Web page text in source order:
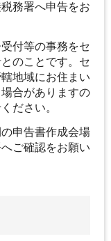
務署へ申告をお
付等の事務をセ
のことです。セ
地域にお住まい
合がありますの
ださい。
申告書作成会場
ご確認をお願い